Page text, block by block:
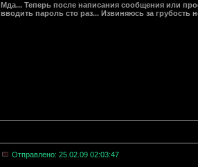
Мда... Теперь после написания сообщения или
вводить пароль сто раз... Извиняюсь за грубость
Отправлено: 25.02.09 02:03:47